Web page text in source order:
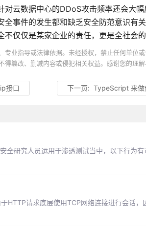
云数据中心的DDoS攻击频率还会大幅
事件的发生都和缺乏安全防范意识有
仅仅是某家企业的责任，更是全社会
业指导或法律依据。未经授权，禁止任何单位
篡改、删减内容或侵犯相关权益。感谢您的理解
接口 下一页:TypeScript 来做
全研究人员运用于渗透测试当中，以下行为
请求底层使用TCP网络连接进行会话，